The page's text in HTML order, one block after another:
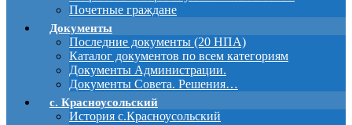
Почетные граждане
Документы
Последние документы (20 НПА)
Каталог документов по всем категориям
Документы Администрации.
Документы Совета. Решения…
с. Красноусольский
История с.Красноусольский